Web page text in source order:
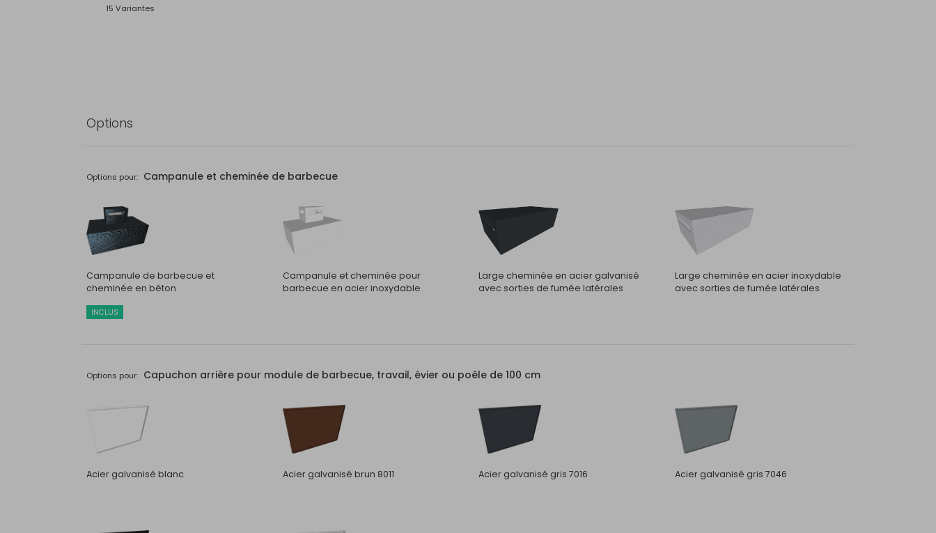
15 Variantes
Options
Options pour: Campanule et cheminée de barbecue
Campanule de barbecue et
cheminée en béton
INCLUS
Campanule et cheminée pour
barbecue en acier inoxydable
Large cheminée en acier galvanisé
avec sorties de fumée latérales
Large cheminée en acier inoxydable
avec sorties de fumée latérales
Options pour: Capuchon arrière pour module de barbecue, travail, évier ou poêle de 100 cm
Acier galvanisé blanc Acier galvanisé brun 8011 Acier galvanisé gris 7016 Acier galvanisé gris 7046